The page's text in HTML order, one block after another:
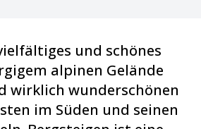
und schönes
alpinen Gelände
wirklich wunderschönen
im Süden und seinen